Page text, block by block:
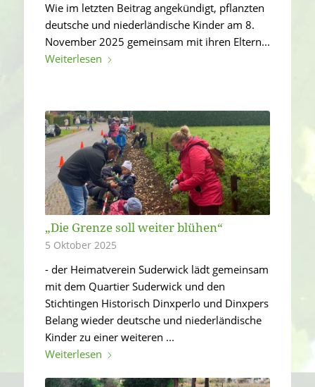
Wie im letzten Beitrag angekündigt, pflanzten
deutsche und niederländische Kinder am 8.
November 2025 gemeinsam mit ihren Eltern...
Weiterlesen
„Die Grenze soll weiter blühen“
5 Oktober 2025
- der Heimatverein Suderwick lädt gemeinsam
mit dem Quartier Suderwick und den
Stichtingen Historisch Dinxperlo und Dinxpers
Belang wieder deutsche und niederländische
Kinder zu einer weiteren ...
Weiterlesen